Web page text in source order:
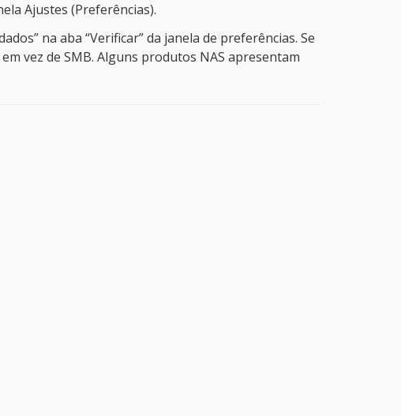
Ajustes (Preferências).
na aba “Verificar” da janela de preferências. Se
vez de SMB. Alguns produtos NAS apresentam